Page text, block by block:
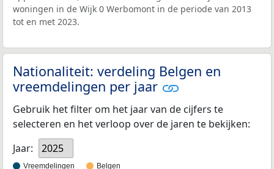
woningen in de Wijk 0 Werbomont in de periode van 2013
tot en met 2023.
Nationaliteit: verdeling Belgen en
vreemdelingen per jaar
Gebruik het filter om het jaar van de cijfers te
selecteren en het verloop over de jaren te bekijken:
Jaar:
2025
Vreemdelingen Belgen